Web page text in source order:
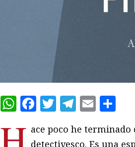
WhatsApp
Facebook
TwitterEmail
ace poco he
detectivesco. Es una